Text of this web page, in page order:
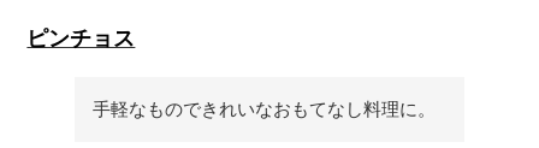
ピンチョス
手軽なものできれいなおもてなし料理に。